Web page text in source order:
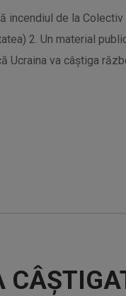
incendiul de la
2. Un material
va câștiga